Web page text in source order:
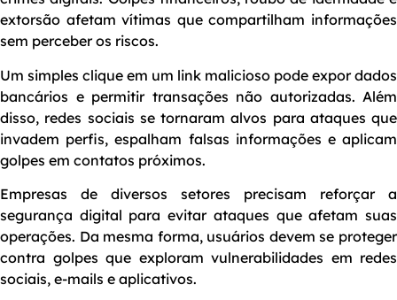
extorsão afetam vítimas que compartilham informações
sem perceber os riscos.
Um simples clique em um link malicioso pode expor dados
bancários e permitir transações não autorizadas. Além
disso, redes sociais se tornaram alvos para ataques que
invadem perfis, espalham falsas informações e aplicam
golpes em contatos próximos.
Empresas de diversos setores precisam reforçar a
segurança digital para evitar ataques que afetam suas
operações. Da mesma forma, usuários devem se proteger
contra golpes que exploram vulnerabilidades em redes
sociais, e-mails e aplicativos.